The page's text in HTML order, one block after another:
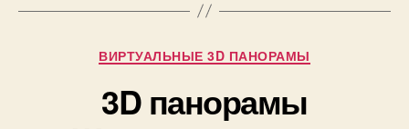
с
—
Рубрики
ВИРТУАЛЬНЫЕ 3D ПАНОРАМЫ
3D панорамы
А
т